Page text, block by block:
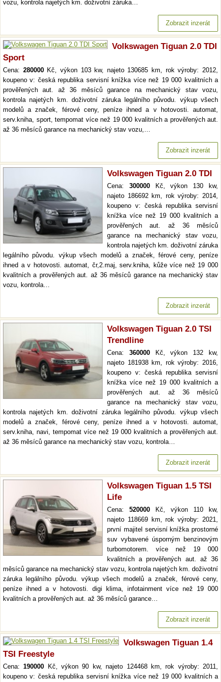
vozu, kontrola najetých km. doživotní záruka…
Zobrazit inzerát
Volkswagen Tiguan 2.0 TDI
Sport
Cena: 280000Kč, výkon 103 kw, najeto 130685 km, rok výroby: 2012,
koupeno v: česká republika servisní knížka více než 19 000 kvalitních a
prověřených aut. až 36 měsíců garance na mechanický stav vozu,
kontrola najetých km. doživotní záruka legálního původu. výkup všech
modelů a značek, férové ceny, peníze ihned a v hotovosti. automat,
serv.kniha, sport, tempomat více než 19 000 kvalitních a prověřených aut.
až 36 měsíců garance na mechanický stav vozu,…
Zobrazit inzerát
Volkswagen Tiguan 2.0 TDI
Cena: 300000Kč, výkon 130 kw,
najeto 186692 km, rok výroby: 2014,
koupeno v: česká republika servisní
knížka více než 19 000 kvalitních a
prověřených aut. až 36 měsíců
garance na mechanický stav vozu,
kontrola najetých km. doživotní záruka
legálního původu. výkup všech modelů a značek, férové ceny, peníze
ihned a v hotovosti. automat, čr,2.maj, serv.kniha, kůže více než 19 000
kvalitních a prověřených aut. až 36 měsíců garance na mechanický stav
vozu, kontrola…
Zobrazit inzerát
Volkswagen Tiguan 2.0 TSI
Trendline
Cena: 360000Kč, výkon 132 kw,
najeto 181938 km, rok výroby: 2016,
koupeno v: česká republika servisní
knížka více než 19 000 kvalitních a
prověřených aut. až 36 měsíců
garance na mechanický stav vozu,
kontrola najetých km. doživotní záruka legálního původu. výkup všech
modelů a značek, férové ceny, peníze ihned a v hotovosti. automat,
serv.kniha, navi, tempomat více než 19 000 kvalitních a prověřených aut.
až 36 měsíců garance na mechanický stav vozu, kontrola…
Zobrazit inzerát
Volkswagen Tiguan 1.5 TSI
Life
Cena: 520000 Kč, výkon 110 kw,
najeto 118669 km, rok výroby: 2021,
první majitel servisní knížka prostorné
suv vybavené úsporným benzinovým
turbomotorem. více než 19 000
kvalitních a prověřených aut. až 36
měsíců garance na mechanický stav vozu, kontrola najetých km. doživotní
záruka legálního původu. výkup všech modelů a značek, férové ceny,
peníze ihned a v hotovosti. digi klima, infotainment více než 19 000
kvalitních a prověřených aut. až 36 měsíců garance…
Zobrazit inzerát
Volkswagen Tiguan 1.4
TSI Freestyle
Cena:190000 Kč, výkon 90 kw, najeto 124468 km, rok výroby: 2011,
koupeno v: česká republika servisní knížka více než 19 000 kvalitních a